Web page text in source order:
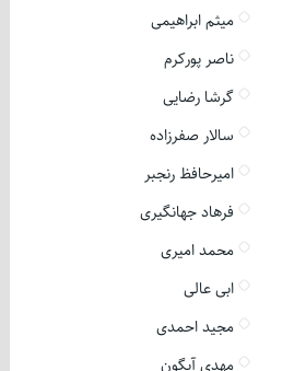
میثم ابراهیمی
ناصر پورکرم
گرشا رضایی
سالار صفرزاده
امیرحافظ رنجبر
فرهاد جهانگیری
محمد امیری
ابی عالی
مجید احمدی
مهدی آبگون